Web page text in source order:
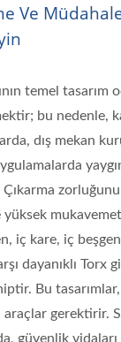
Ve
temel tasarım
bu nedenle,
dış mekan
Çıkarma
iç kare, iç
dayanıklı Torx
Bu
araçlar gerektirir.
güvenlik